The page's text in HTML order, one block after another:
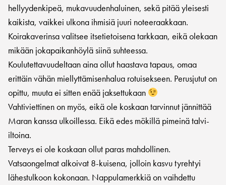
hellyydenkipeä, mukavuudenhaluinen, sekä pitää yleisesti
kaikista, vaikkei ulkona ihmisiä juuri noteeraakkaan.
Koirakaverinsa valitsee itsetietoisena tarkkaan, eikä olekaan
mikään jokapaikanhöylä siinä suhteessa.
Koulutettavuudeltaan aina ollut haastava tapaus, omaa
erittäin vähän miellyttämisenhalua rotuisekseen. Perusjutut on
opittu, muuta ei sitten enää jaksettukaan
Vahtiviettinen on myös, eikä ole koskaan tarvinnut jännittää
Maran kanssa ulkoillessa. Eikä edes mökillä pimeinä talvi-
iltoina.
Terveys ei ole koskaan ollut paras mahdollinen.
Vatsaongelmat alkoivat 8-kuisena, jolloin kasvu tyrehtyi
lähestulkoon kokonaan. Nappulamerkkiä on vaihdettu